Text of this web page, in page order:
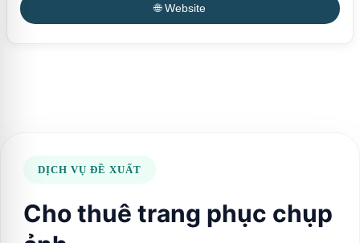
🌐 Website
DỊCH VỤ ĐỀ XUẤT
Cho thuê trang phục chụp